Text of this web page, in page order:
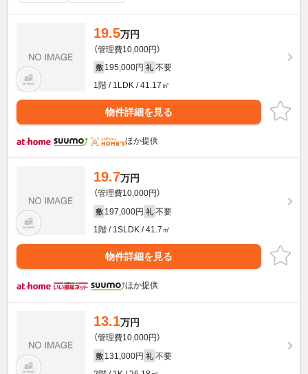
19.5万円
（管理費10,000円）
敷 195,000円 礼 不要
1階 / 1LDK / 41.17㎡
物件詳細を見る
ほか提供
19.7万円
（管理費10,000円）
敷 197,000円 礼 不要
1階 / 1SLDK / 41.7㎡
物件詳細を見る
ほか提供
13.1万円
（管理費10,000円）
敷 131,000円 礼 不要